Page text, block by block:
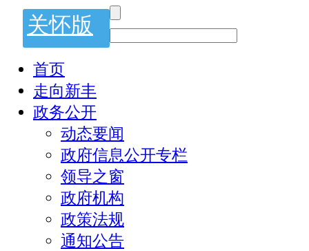
关怀版
首页
走向新丰
政务公开
动态要闻
政府信息公开专栏
领导之窗
政府机构
政策法规
通知公告